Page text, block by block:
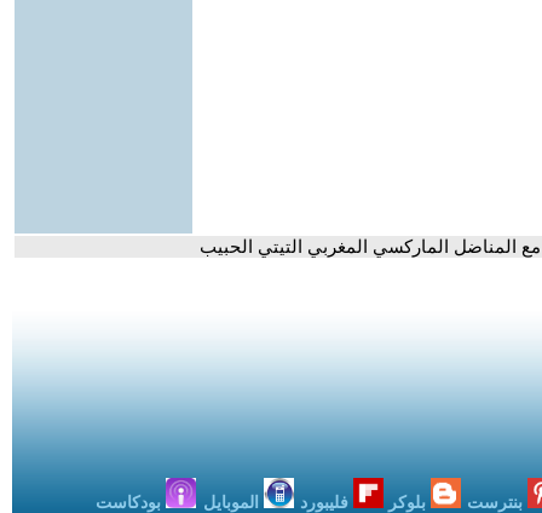
المناضل الماركسي المغربي التيتي الحبيب
بنترست بلوكر فليبورد الموبايل بودكاست